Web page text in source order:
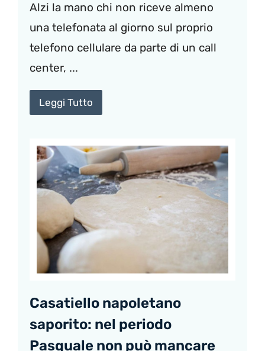
Alzi la mano chi non riceve almeno
una telefonata al giorno sul proprio
telefono cellulare da parte di un call
center, ...
Leggi Tutto
Casatiello napoletano
saporito: nel periodo
Pasquale non può mancare